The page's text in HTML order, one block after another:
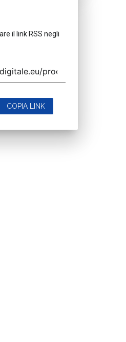
il link RSS negli
COPIA LINK